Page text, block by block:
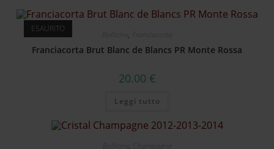
ESAURITO
Franciacorta Brut Blanc de Blancs PR Monte Rossa
20.00 €
Leggi tutto